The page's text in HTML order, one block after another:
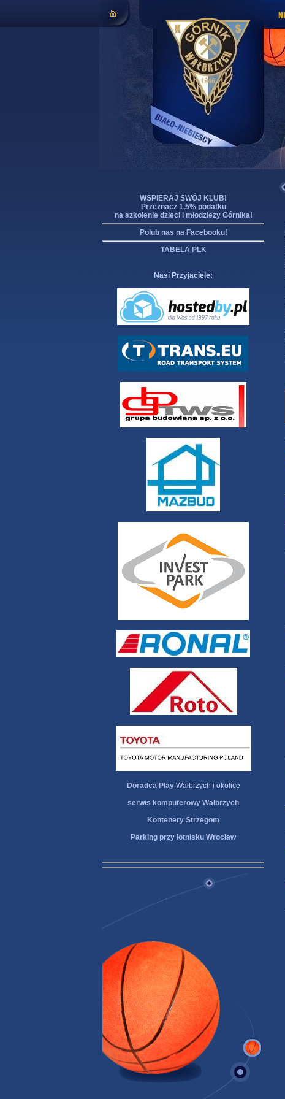
WSPIERAJ SWÓJ KLUB!
Przeznacz 1,5% podatku
na szkolenie dzieci i młodzieży Górnika!
Polub nas na Facebooku!
TABELA PLK
Nasi Przyjaciele:
Doradca PlayWałbrzych i okolice
serwis komputerowy Wałbrzych
Kontenery Strzegom
Parking przy lotnisku Wrocław